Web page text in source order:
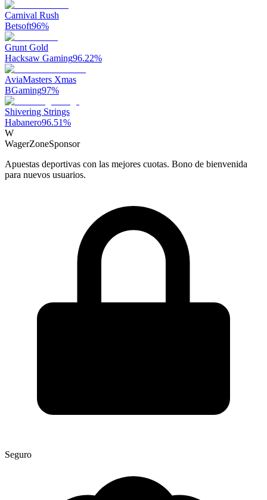
Carnival Rush
Betsoft96%
Grunt Gold
Hacksaw Gaming96.22%
AviaMasters Xmas
BGaming97%
Shivering Strings
Habanero96.51%
W
WagerZoneSponsor
Apuestas deportivas con las mejores cuotas. Bono de bienvenida
para nuevos usuarios.
Seguro